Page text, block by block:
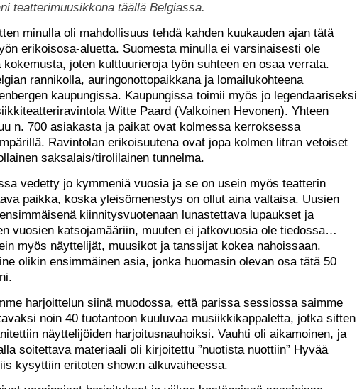
teatterimuusikkona täällä Belgiassa.
minulla oli mahdollisuus tehdä kahden kuukauden ajan tätä
erikoisosa-aluetta. Suomesta minulla ei varsinaisesti ole
joten kulttuurieroja työn suhteen en osaa verrata.
rannikolla, auringonottopaikkana ja lomailukohteena
kaupungissa. Kaupungissa toimii myös jo legendaariseksi
Witte Paard (Valkoinen Hevonen). Yhteen
n. 700 asiakasta ja paikat ovat kolmessa kerroksessa
Ravintolan erikoisuutena ovat jopa kolmen litran vetoiset
saksalais/tirolilainen tunnelma.
vedetty jo kymmeniä vuosia ja se on usein myös teatterin
paikka, koska yleisömenestys on ollut aina valtaisa. Uusien
kiinnitysvuotenaan lunastettava lupaukset ja
vuosien katsojamääriin, muuten ei jatkovuosia ole tiedossa…
myös näyttelijät, muusikot ja tanssijat kokea nahoissaan.
olikin ensimmäinen asia, jonka huomasin olevan osa tätä 50
harjoittelun siinä muodossa, että parissa sessiossa saimme
noin 40 tuotantoon kuuluvaa musiikkikappaletta, jotka sitten
näyttelijöiden harjoitusnauhoiksi. Vauhti oli aikamoinen, ja
soitettava materiaali oli kirjoitettu ”nuotista nuottiin” Hyvää
kysyttiin eritoten show:n alkuvaiheessa.